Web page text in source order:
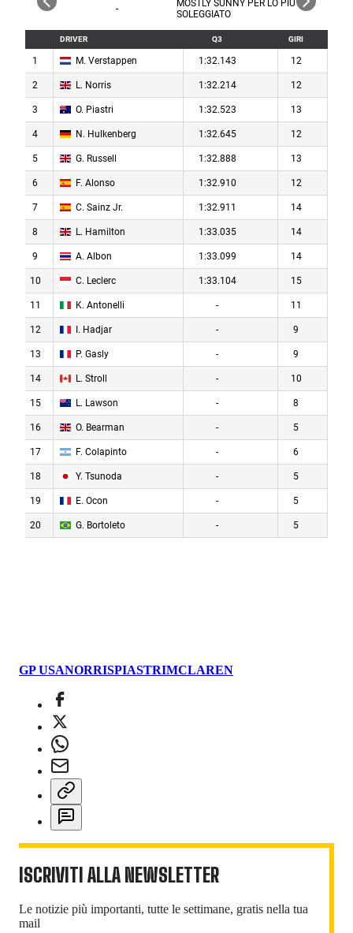
GP USANORRISPIASTRIMCLAREN
ISCRIVITI ALLA NEWSLETTER
Le notizie più importanti, tutte le settimane, gratis nella tua
mail